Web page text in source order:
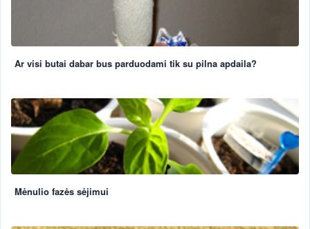
Ar visi butai dabar bus parduodami tik su pilna apdaila?
Mėnulio fazės sėjimui